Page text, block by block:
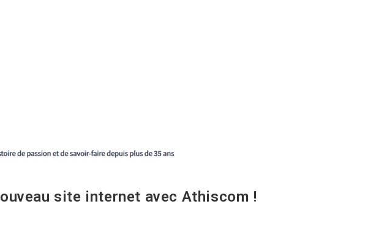
site internet avec Athiscom !